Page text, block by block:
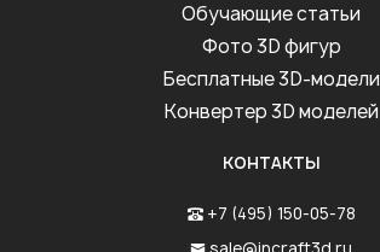
Обучающие статьи
Фото 3D фигур
Бесплатные 3D-модели
Конвертер 3D моделей
КОНТАКТЫ
+7 (495) 150-05-78